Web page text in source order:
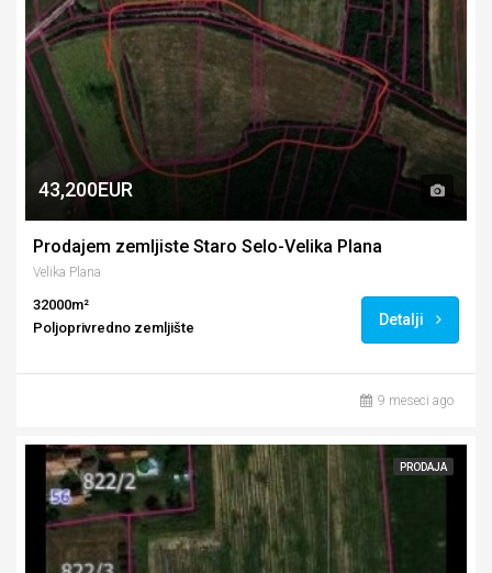
43,200EUR
Prodajem zemljiste Staro Selo-Velika Plana
Velika Plana
32000m²
Poljoprivredno zemljište
Detalji
9 meseci ago
PRODAJA